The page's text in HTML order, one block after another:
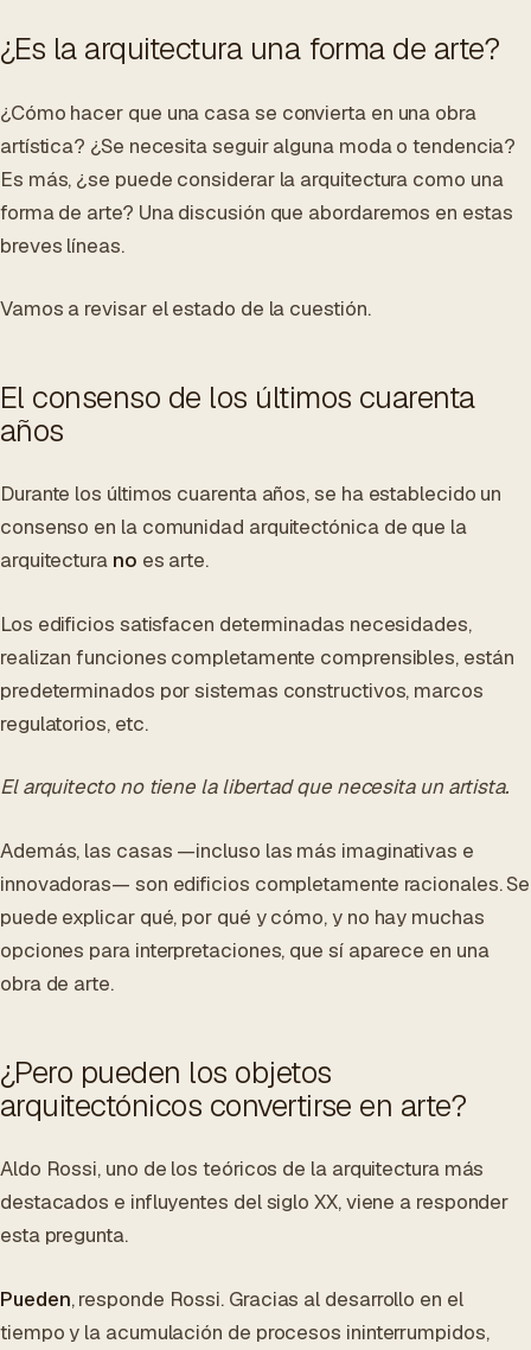
¿Es la arquitectura una forma de arte?
¿Cómo hacer que una casa se convierta en una obra
artística? ¿Se necesita seguir alguna moda o tendencia?
Es más, ¿se puede considerar la arquitectura como una
forma de arte? Una discusión que abordaremos en estas
breves líneas.
Vamos a revisar el estado de la cuestión.
El consenso de los últimos cuarenta
años
Durante los últimos cuarenta años, se ha establecido un
consenso en la comunidad arquitectónica de que la
arquitectura no es arte.
Los edificios satisfacen determinadas necesidades,
realizan funciones completamente comprensibles, están
predeterminados por sistemas constructivos, marcos
regulatorios, etc.
El arquitecto no tiene la libertad que necesita un artista.
Además, las casas —incluso las más imaginativas e
innovadoras— son edificios completamente racionales. Se
puede explicar qué, por qué y cómo, y no hay muchas
opciones para interpretaciones, que sí aparece en una
obra de arte.
¿Pero pueden los objetos
arquitectónicos convertirse en arte?
Aldo Rossi, uno de los teóricos de la arquitectura más
destacados e influyentes del siglo XX, viene a responder
esta pregunta.
Pueden, responde Rossi. Gracias al desarrollo en el
tiempo y la acumulación de procesos ininterrumpidos,